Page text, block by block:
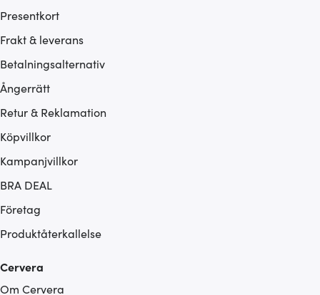
Presentkort
Frakt & leverans
Betalningsalternativ
Ångerrätt
Retur & Reklamation
Köpvillkor
Kampanjvillkor
BRA DEAL
Företag
Produktåterkallelse
Cervera
Om Cervera